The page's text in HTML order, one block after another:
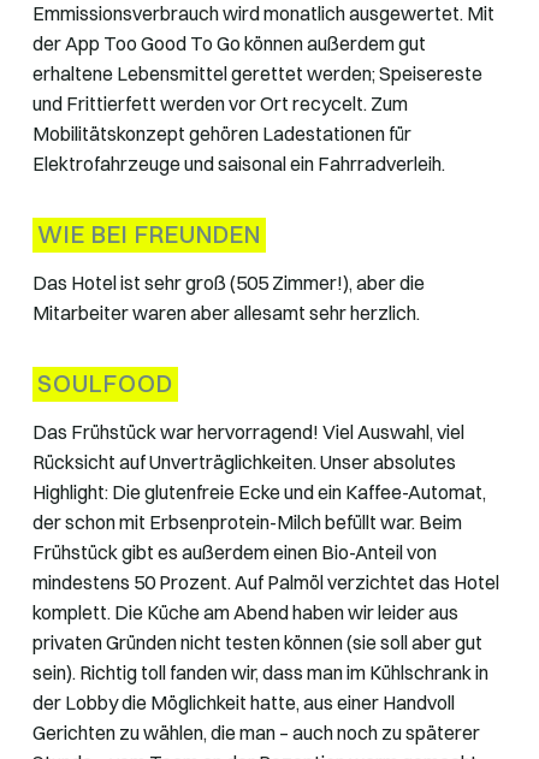
Emmissionsverbrauch wird monatlich ausgewertet. Mit
der App Too Good To Go können außerdem gut
erhaltene Lebensmittel gerettet werden; Speisereste
und Frittierfett werden vor Ort recycelt. Zum
Mobilitätskonzept gehören Ladestationen für
Elektrofahrzeuge und saisonal ein Fahrradverleih.
WIE BEI FREUNDEN
Das Hotel ist sehr groß (505 Zimmer!), aber die
Mitarbeiter waren aber allesamt sehr herzlich.
SOULFOOD
Das Frühstück war hervorragend! Viel Auswahl, viel
Rücksicht auf Unverträglichkeiten. Unser absolutes
Highlight: Die glutenfreie Ecke und ein Kaffee-Automat,
der schon mit Erbsenprotein-Milch befüllt war. Beim
Frühstück gibt es außerdem einen Bio-Anteil von
mindestens 50 Prozent. Auf Palmöl verzichtet das Hotel
komplett. Die Küche am Abend haben wir leider aus
privaten Gründen nicht testen können (sie soll aber gut
sein). Richtig toll fanden wir, dass man im Kühlschrank in
der Lobby die Möglichkeit hatte, aus einer Handvoll
Gerichten zu wählen, die man – auch noch zu späterer